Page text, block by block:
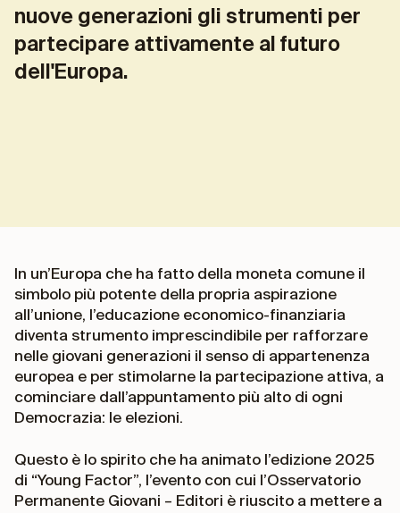
nuove generazioni gli strumenti per
partecipare attivamente al futuro
dell'Europa.
In un’Europa che ha fatto della moneta comune il
simbolo più potente della propria aspirazione
all’unione, l’educazione economico-finanziaria
diventa strumento imprescindibile per rafforzare
nelle giovani generazioni il senso di appartenenza
europea e per stimolarne la partecipazione attiva, a
cominciare dall’appuntamento più alto di ogni
Democrazia: le elezioni.
Questo è lo spirito che ha animato l’edizione 2025
di “Young Factor”, l’evento con cui l’Osservatorio
Permanente Giovani – Editori è riuscito a mettere a